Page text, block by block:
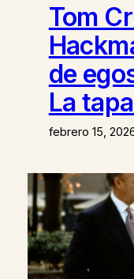
Tom
de
La
febrero 15,